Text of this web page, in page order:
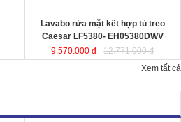
Lavabo rửa mặt kết hợp tủ treo
Caesar LF5380- EH05380DWV
9.570.000 đ
12.771.000 đ
Xem tất cả